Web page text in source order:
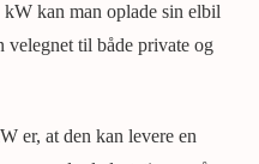
kan man oplade sin elbil
til både private og
er, at den kan levere en